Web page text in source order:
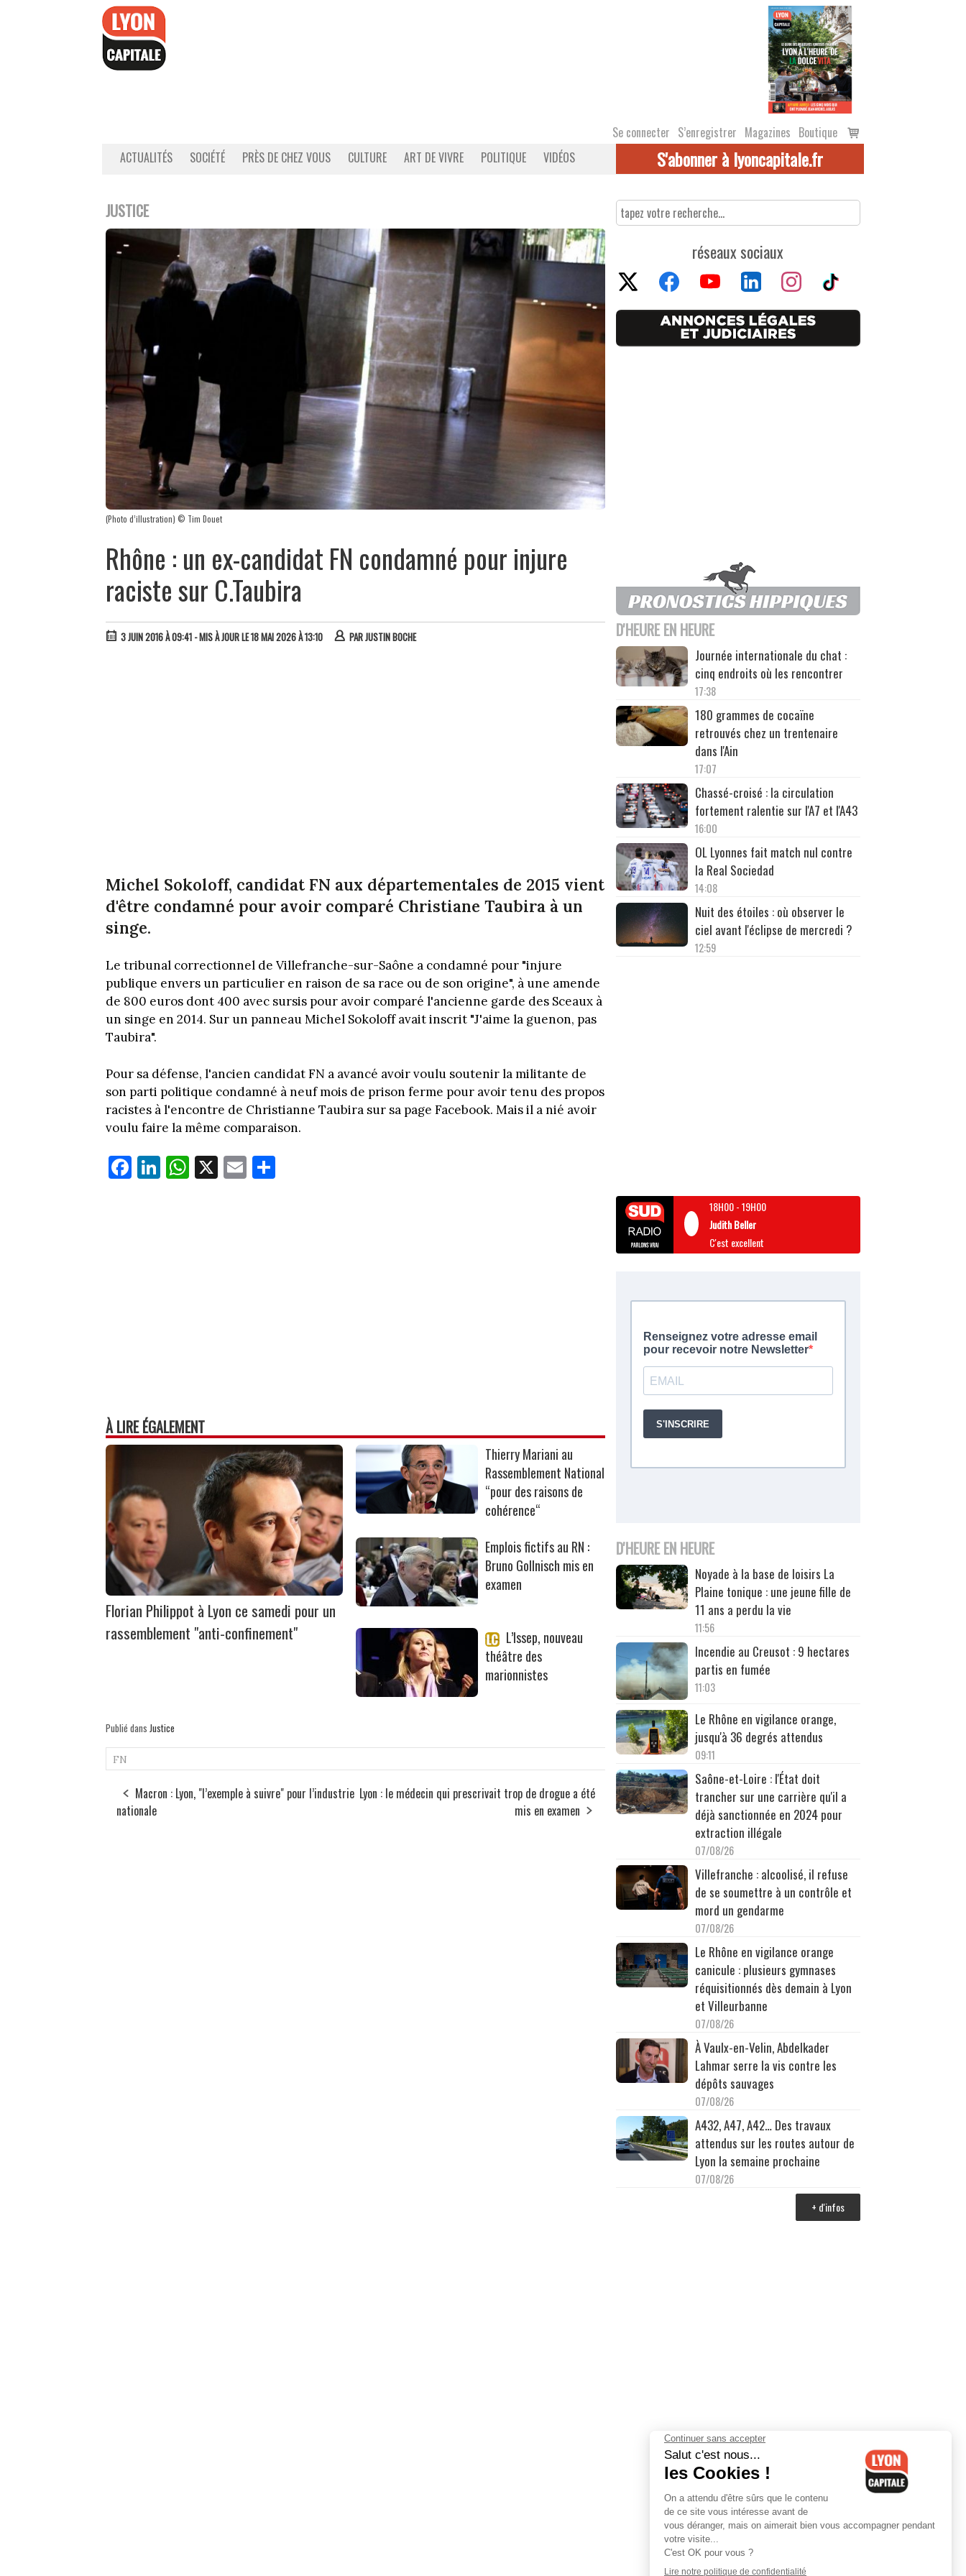
Se connecter S’enregistrer Magazines Boutique
Voir
le
ACTUALITÉS SOCIÉTÉ PRÈS DE CHEZ VOUS CULTURE ART DE VIVRE POLITIQUE VIDÉOS S'abonner à lyoncapitale.fr
JUSTICE
(Photo d’illustration) © Tim Douet
Rhône : un ex-candidat FN condamné pour injure
raciste sur C.Taubira
3 JUIN 2016 À 09:41 - MIS À JOUR LE 18 MAI 2026 À 13:10 PARJUSTIN BOCHE
Michel Sokoloff, candidat FN aux départementales de 2015 vient
d'être condamné pour avoir comparé Christiane Taubira à un
singe.
Le tribunal correctionnel de Villefranche-sur-Saône a condamné pour "injure
publique envers un particulier en raison de sa race ou de son origine", à une amende
de 800 euros dont 400 avec sursis pour avoir comparé l'ancienne garde des Sceaux à
un singe en 2014. Sur un panneau Michel Sokoloff avait inscrit "J'aime la guenon, pas
Taubira".
Pour sa défense, l'ancien candidat FN a avancé avoir voulu soutenir la militante de
son parti politique condamné à neuf mois de prison ferme pour avoir tenu des propos
racistes à l'encontre de Christianne Taubira sur sa page Facebook. Mais il a nié avoir
voulu faire la même comparaison.
Fa
ce
Li
nk
W
ha
X E
m
À LIRE ÉGALEMENT
Florian Philippot à Lyon ce samedi pour un
rassemblement "anti-confinement"
Thierry Mariani au
Rassemblement National
“pour des raisons de
cohérence“
Emplois fictifs au RN :
Bruno Gollnisch mis en
examen
L’Issep, nouveau
théâtre des
marionnistes
Publié dans Justice
FN
Macron : Lyon, "l’exemple à suivre" pour l’industrie
nationale
Lyon : le médecin qui prescrivait trop de drogue a été
mis en examen
réseaux sociaux
D'HEURE EN HEURE
Journée internationale du chat :
cinq endroits où les rencontrer
17:38
180 grammes de cocaïne
retrouvés chez un trentenaire
dans l'Ain
17:07
Chassé-croisé : la circulation
fortement ralentie sur l'A7 et l'A43
16:00
OL Lyonnes fait match nul contre
la Real Sociedad
14:08
Nuit des étoiles : où observer le
ciel avant l'éclipse de mercredi ?
12:59
18H00-19H00
Judith Beller
C'est excellent
D'HEURE EN HEURE
Noyade à la base de loisirs La
Plaine tonique : une jeune fille de
11 ans a perdu la vie
11:56
Incendie au Creusot : 9 hectares
partis en fumée
11:03
Le Rhône en vigilance orange,
jusqu'à 36 degrés attendus
09:11
Saône-et-Loire : l'État doit
trancher sur une carrière qu'il a
déjà sanctionnée en 2024 pour
extraction illégale
07/08/26
Villefranche : alcoolisé, il refuse
de se soumettre à un contrôle et
mord un gendarme
07/08/26
Le Rhône en vigilance orange
canicule : plusieurs gymnases
réquisitionnés dès demain à Lyon
et Villeurbanne
07/08/26
À Vaulx-en-Velin, Abdelkader
Lahmar serre la vis contre les
dépôts sauvages
07/08/26
A432, A47, A42… Des travaux
attendus sur les routes autour de
Lyon la semaine prochaine
07/08/26
+ d'infos